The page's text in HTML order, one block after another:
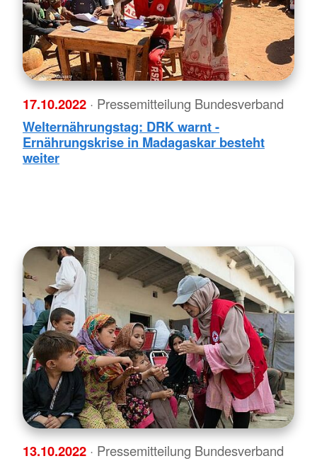
17.10.2022 · Pressemitteilung Bundesverband
Welternährungstag: DRK warnt -
Ernährungskrise in Madagaskar besteht
weiter
13.10.2022 · Pressemitteilung Bundesverband